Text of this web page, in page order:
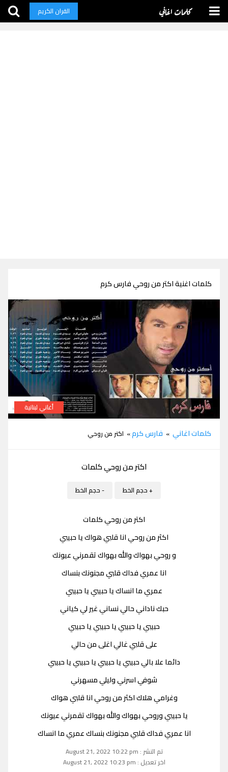
كلمات اغاني القران الكريم
كلمات اغنية اكتر من روحي فارس كرم
أغاني لبنانية
كلمات اغاني » فارس كرم» اكتر من روحي
اكتر من روحي كلمات
+ حجم الخط - حجم الخط
اكتر من روحي كلمات
اكثر من روحي انا قلبي هواك يا حبيبي
و روحي بهواك والله بهواك تقمرني عيونك
انا عمري فداك قلبي مجنونك بنساك
عمري ما انساك يا حبيبي يا حبيبي
حبك ناداني حالي نساني غير لي كياني
حبيبي يا حبيبي يا حبيبي يا حبيبي
على قلبي غالي اغلى من حالي
دائما علا بالي حبيبي يا حبيبي يا حبيبي يا حبيبي
شوفي اسرني وليلي مسهرني
وغرامي هلاك اكثر من روحي انا قلبي هواك
يا حبيبي وروحي بهواك والله بهواك تقمرني عيونك
انا عمري فداك قلبي مجنونك بنساك عمري ما انساك
تم النشر : August 21, 2022 10:22 pm
اخر تعديل : August 21, 2022 10:23 pm